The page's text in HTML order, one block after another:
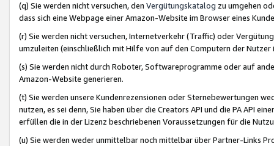
(q) Sie werden nicht versuchen, den Vergütungskatalog zu umgehen
dass sich eine Webpage einer Amazon-Website im Browser eines
(r) Sie werden nicht versuchen, Internetverkehr (Traffic) oder
umzuleiten (einschließlich mit Hilfe von auf den Computern der
(s) Sie werden nicht durch Roboter, Softwareprogramme oder auf
Amazon-Website generieren.
(t) Sie werden unsere Kundenrezensionen oder Sternebewertungen
nutzen, es sei denn, Sie haben über die Creators API und die PA API
erfüllen die in der Lizenz beschriebenen Voraussetzungen für die
(u) Sie werden weder unmittelbar noch mittelbar über Partner-Links